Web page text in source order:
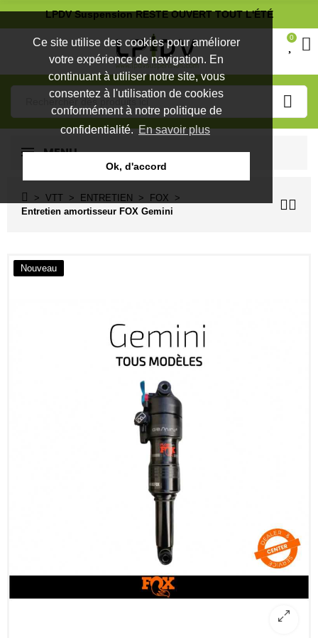
Ce site utilise des cookies pour améliorer
votre expérience de navigation. En
continuant à utiliser notre site, vous
consentez à l'utilisation de cookies
conformément à notre politique de
confidentialité.En savoir plus
Ok, d'accord
LPDV Suspension RESTE OUVERT TOUT L'ÉTÉ
0
MENU
VTT ENTRETIEN
FOX
Entretien amortisseur FOX Gemini
Nouveau